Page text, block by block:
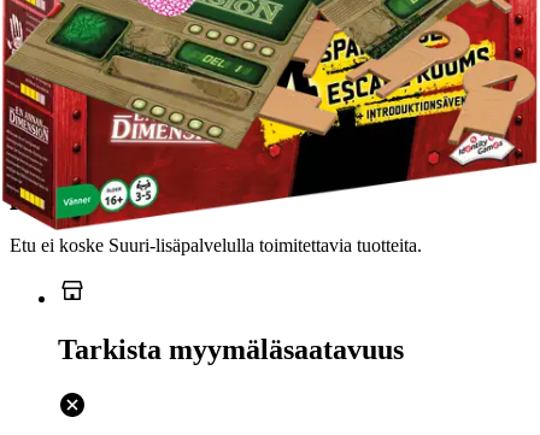
Nouto myymälästä
Ei saatavilla
Toimitus
Kotiin tai noutopisteeseenAlk. 0 €
Ilmainen toimitus yli 100 €:n tilauksille
Postin pakettiautomaattiin tai
palvelupisteeseen!
Etu ei koske Suuri‑lisäpalvelulla toimitettavia tuotteita.
Tarkista myymäläsaatavuus